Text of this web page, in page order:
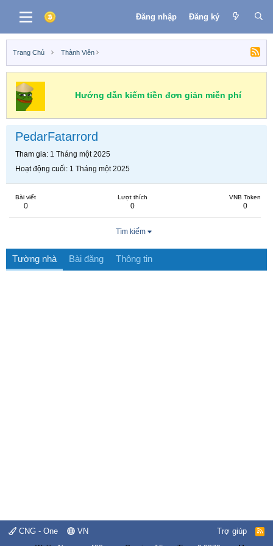
Đăng nhập Đăng ký
Trang Chủ Thành Viên
Hướng dẫn kiếm tiền đơn giản miễn phí
PedarFatarrord
Tham gia 1 Tháng một 2025
Hoạt động cuối 1 Tháng một 2025
Bài viết
0
Lượt thích
0
VNB Token
0
Tìm kiếm
Tường nhà Bài đăng Thông tin
CNG - One VN Trợ giúp
R